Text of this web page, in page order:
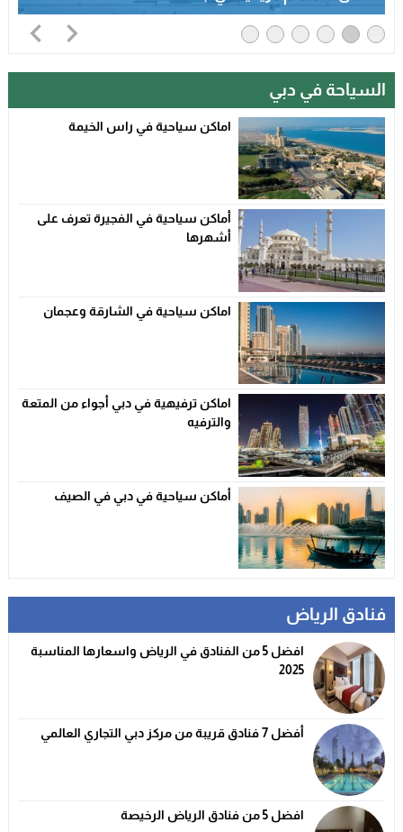
السياحة في دبي
اماكن سياحية في راس الخيمة
أماكن سياحية في الفجيرة تعرف على
أشهرها
اماكن سياحية في الشارقة وعجمان
اماكن ترفيهية في دبي أجواء من المتعة
والترفيه
أماكن سياحية في دبي في الصيف
فنادق الرياض
افضل 5 من الفنادق في الرياض واسعارها المناسبة
2025
أفضل 7 فنادق قريبة من مركز دبي التجاري العالمي
افضل 5 من فنادق الرياض الرخيصة